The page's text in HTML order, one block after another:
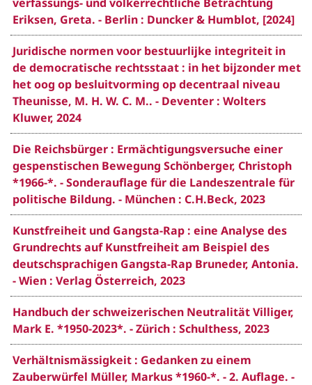
Eriksen, Greta. - Berlin : Duncker & Humblot, [2024]
Juridische normen voor bestuurlijke integriteit in
de democratische rechtsstaat : in het bijzonder met
het oog op besluitvorming op decentraal niveau
Theunisse, M. H. W. C. M.. - Deventer : Wolters
Kluwer, 2024
Die Reichsbürger : Ermächtigungsversuche einer
gespenstischen Bewegung Schönberger, Christoph
*1966-*. - Sonderauflage für die Landeszentrale für
politische Bildung. - München : C.H.Beck, 2023
Kunstfreiheit und Gangsta-Rap : eine Analyse des
Grundrechts auf Kunstfreiheit am Beispiel des
deutschsprachigen Gangsta-Rap Bruneder, Antonia.
- Wien : Verlag Österreich, 2023
Handbuch der schweizerischen Neutralität Villiger,
Mark E. *1950-2023*. - Zürich : Schulthess, 2023
Verhältnismässigkeit : Gedanken zu einem
Zauberwürfel Müller, Markus *1960-*. - 2. Auflage. -